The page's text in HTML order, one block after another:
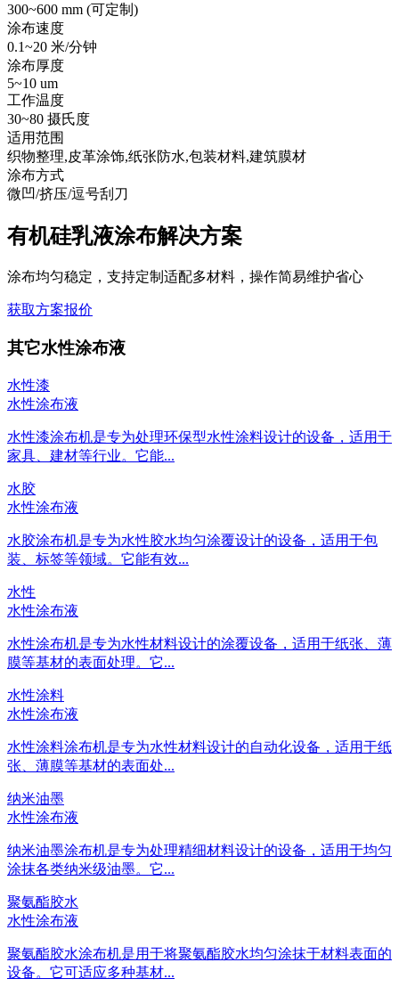
300~600 mm (可定制 )
涂布速度
0.1~20 米/分钟
涂布厚度
5~10 um
工作温度
30~80 摄氏度
适用范围
织物整理,皮革涂饰,纸张防水,包装材料,建筑膜材
涂布方式
微凹/挤压/逗号刮刀
有机硅乳液涂布解决方案
涂布均匀稳定，支持定制适配多材料，操作简易维护省心
获取方案报价
其它水性涂布液
水性漆
水性涂布液
水性漆涂布机是专为处理环保型水性涂料设计的设备，适用于
家具、建材等行业。它能...
水胶
水性涂布液
水胶涂布机是专为水性胶水均匀涂覆设计的设备，适用于包
装、标签等领域。它能有效...
水性
水性涂布液
水性涂布机是专为水性材料设计的涂覆设备，适用于纸张、薄
膜等基材的表面处理。它...
水性涂料
水性涂布液
水性涂料涂布机是专为水性材料设计的自动化设备，适用于纸
张、薄膜等基材的表面处...
纳米油墨
水性涂布液
纳米油墨涂布机是专为处理精细材料设计的设备，适用于均匀
涂抹各类纳米级油墨。它...
聚氨酯胶水
水性涂布液
聚氨酯胶水涂布机是用于将聚氨酯胶水均匀涂抹于材料表面的
设备。它可适应多种基材...